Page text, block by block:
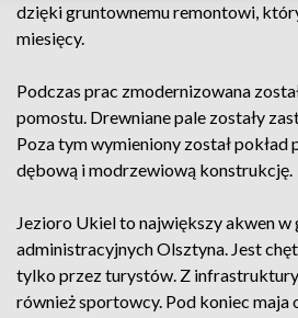
dzięki gruntownemu remontowi,
miesięcy.
Podczas prac zmodernizowana
pomostu. Drewniane pale zostały
Poza tym wymieniony został pokład
dębową i modrzewiową konstrukcję.
Jezioro Ukiel to największy akwen w
administracyjnych Olsztyna. Jest
tylko przez turystów. Z
również sportowcy. Pod koniec maja